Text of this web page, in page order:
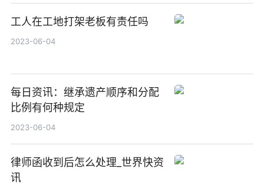
工人在工地打架老板有责任吗
2023-06-04
每日资讯：继承遗产顺序和分配
比例有何种规定
2023-06-04
律师函收到后怎么处理_世界快资
讯